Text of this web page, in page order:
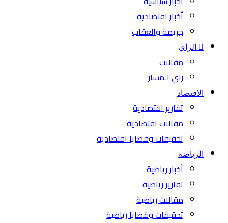
أخبار اقتصادية
جريمة والعقاب
الرأي
مقالات
راي المسار
الاقتصاد
تقارير اقتصادية
مقالات اقتصادية
تحقيقات وقضايا اقتصادية
الرياضة
أخبار رياضية
تقارير رياضية
مقالات رياضية
تحقيقات وقضايا رياضية